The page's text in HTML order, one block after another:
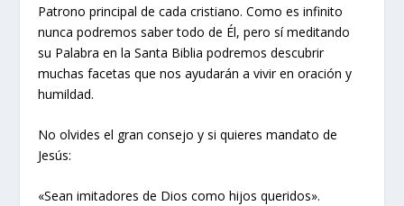
Patrono principal de cada cristiano. Como es infinito
nunca podremos saber todo de Él, pero sí meditando
su Palabra en la Santa Biblia podremos descubrir
muchas facetas que nos ayudarán a vivir en oración y
humildad.
No olvides el gran consejo y si quieres mandato de
Jesús:
«Sean imitadores de Dios como hijos queridos».